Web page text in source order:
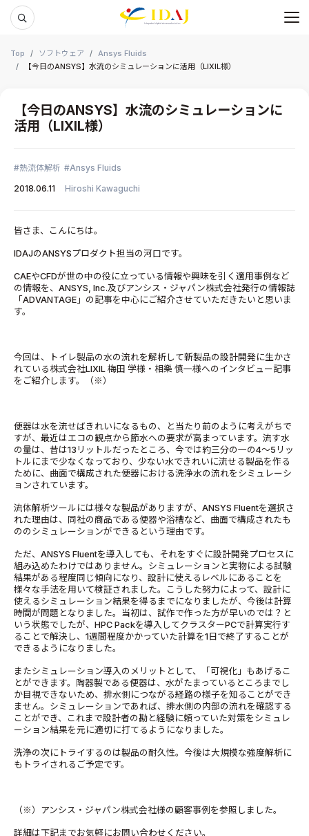
メ
Top ソフトウェア
Ansys Fluids
【今日のANSYS】水流のシミュレーションに活用（LIXIL様）
【今日のANSYS】水流のシミュレーションに
活用（LIXIL様）
熱流体解析
Ansys Fluids
2018.06.11
Hiroshi Kawaguchi
皆さま、こんにちは。
IDAJのANSYSプロダクト担当の河口です。
CAEやCFDが世の中の役に立っている情報や興味を引く適用事例など
の情報を、ANSYS, Inc.及びアンシス・ジャパン株式会社発行の情報誌
「ADVANTAGE」の記事を中心にご紹介させていただきたいと思いま
す。
今回は、トイレ製品の水の流れを解析して新製品の設計開発に生かさ
れている株式会社LIXIL 梅田 学様・相樂 慎一様へのインタビュー記事
をご紹介します。（※）
便器は水を流せばきれいになるもの、と当たり前のように考えがちで
すが、最近はエコの観点から節水への要求が高まっています。流す水
の量は、昔は13リットルだったところ、今では約三分の一の4～5リッ
トルにまで少なくなっており、少ない水できれいに流せる製品を作る
ために、曲面で構成された便器における洗浄水の流れをシミュレーシ
ョンされています。
流体解析ツールには様々な製品がありますが、ANSYS Fluentを選択さ
れた理由は、同社の商品である便器や浴槽など、曲面で構成されたも
ののシミュレーションができるという理由です。
ただ、ANSYS Fluentを導入しても、それをすぐに設計開発プロセスに
組み込めたわけではありません。シミュレーションと実物による試験
結果がある程度同じ傾向になり、設計に使えるレベルにあることを
様々な手法を用いて検証されました。こうした努力によって、設計に
使えるシミュレーション結果を得るまでになりましたが、今後は計算
時間が問題となりました。当初は、試作で作った方が早いのでは？と
いう状態でしたが、HPC Packを導入してクラスターPCで計算実行す
ることで解決し、1週間程度かかっていた計算を1日で終了することが
できるようになりました。
またシミュレーション導入のメリットとして、「可視化」もあげるこ
とができます。陶器製である便器は、水がたまっているところまでし
か目視できないため、排水側につながる経路の様子を知ることができ
ません。シミュレーションであれば、排水側の内部の流れを確認する
ことができ、これまで設計者の勘と経験に頼っていた対策をシミュレ
ーション結果を元に適切に打てるようになりました。
洗浄の次にトライするのは製品の耐久性。今後は大規模な強度解析に
もトライされるご予定です。
（※）アンシス・ジャパン株式会社様の顧客事例を参照しました。
詳細は下記までお気軽にお問い合わせください。